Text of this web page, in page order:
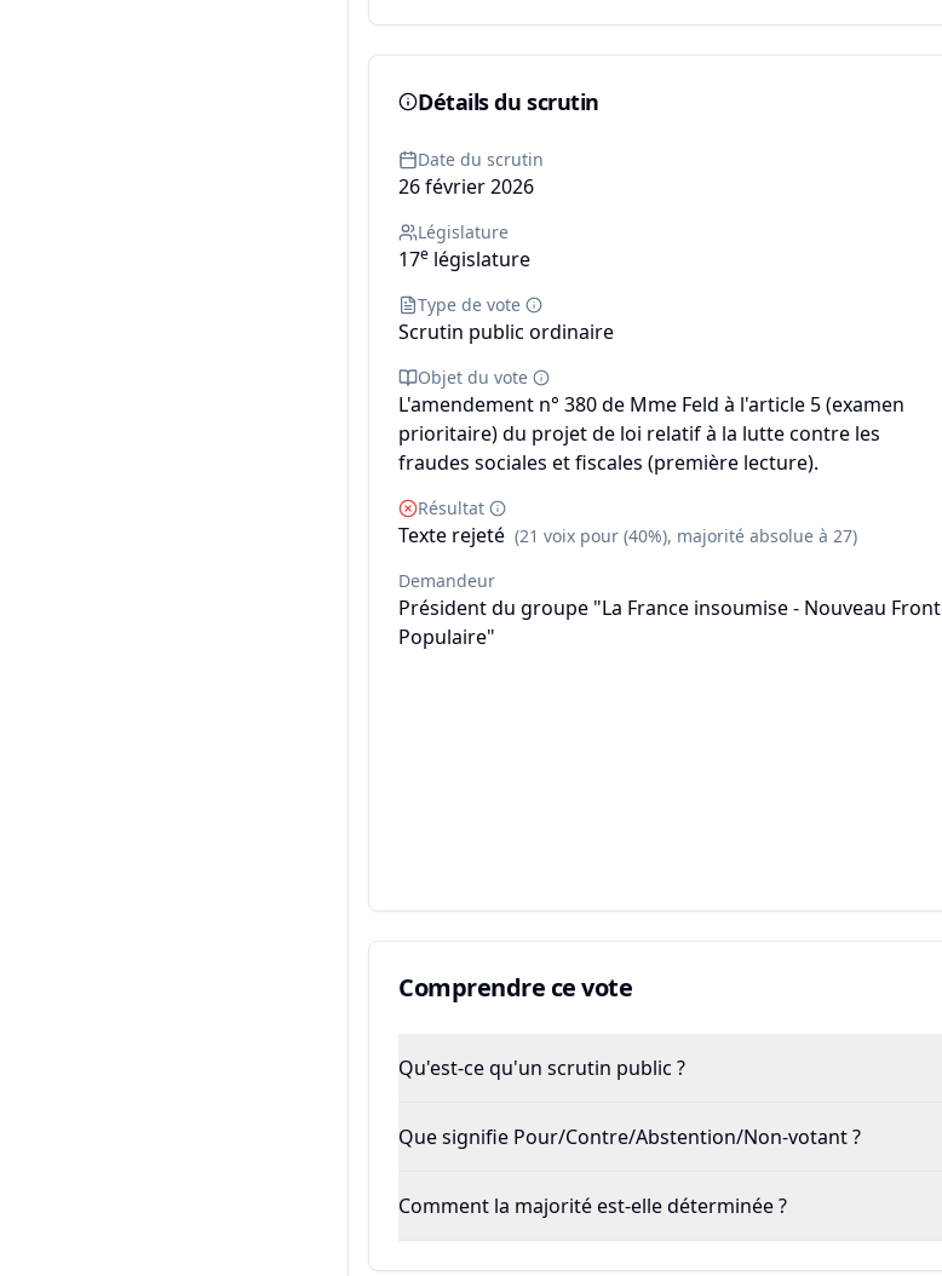
Détails du scrutin
Date du scrutin
26 février 2026
Législature
17e législature
Type de vote
Scrutin public ordinaire
Objet du vote
L'amendement n° 380 de Mme Feld à l'article 5 (examen
prioritaire) du projet de loi relatif à la lutte contre les
fraudes sociales et fiscales (première lecture).
Résultat
Texte rejeté (21 voix pour (40%), majorité absolue à 27)
Demandeur
Président du groupe "La France insoumise - Nouveau Front
Populaire"
Comprendre ce vote
Qu'est-ce qu'un scrutin public ?
Que signifie Pour/Contre/Abstention/Non-votant ?
Comment la majorité est-elle déterminée ?